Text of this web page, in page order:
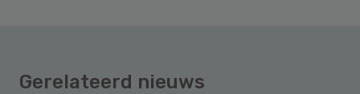
Gerelateerd nieuws